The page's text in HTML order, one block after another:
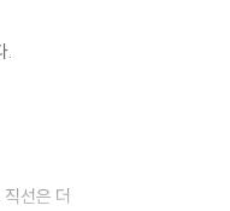
.
선은 더